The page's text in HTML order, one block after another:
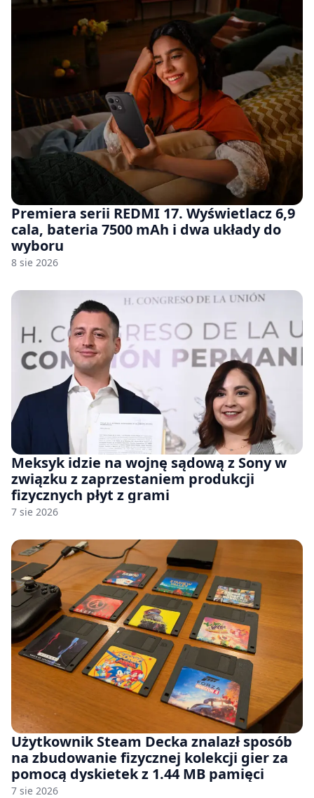
Premiera serii REDMI 17. Wyświetlacz 6,9
cala, bateria 7500 mAh i dwa układy do
wyboru
8 sie 2026
Meksyk idzie na wojnę sądową z Sony w
związku z zaprzestaniem produkcji
fizycznych płyt z grami
7 sie 2026
Użytkownik Steam Decka znalazł sposób
na zbudowanie fizycznej kolekcji gier za
pomocą dyskietek z 1.44 MB pamięci
7 sie 2026